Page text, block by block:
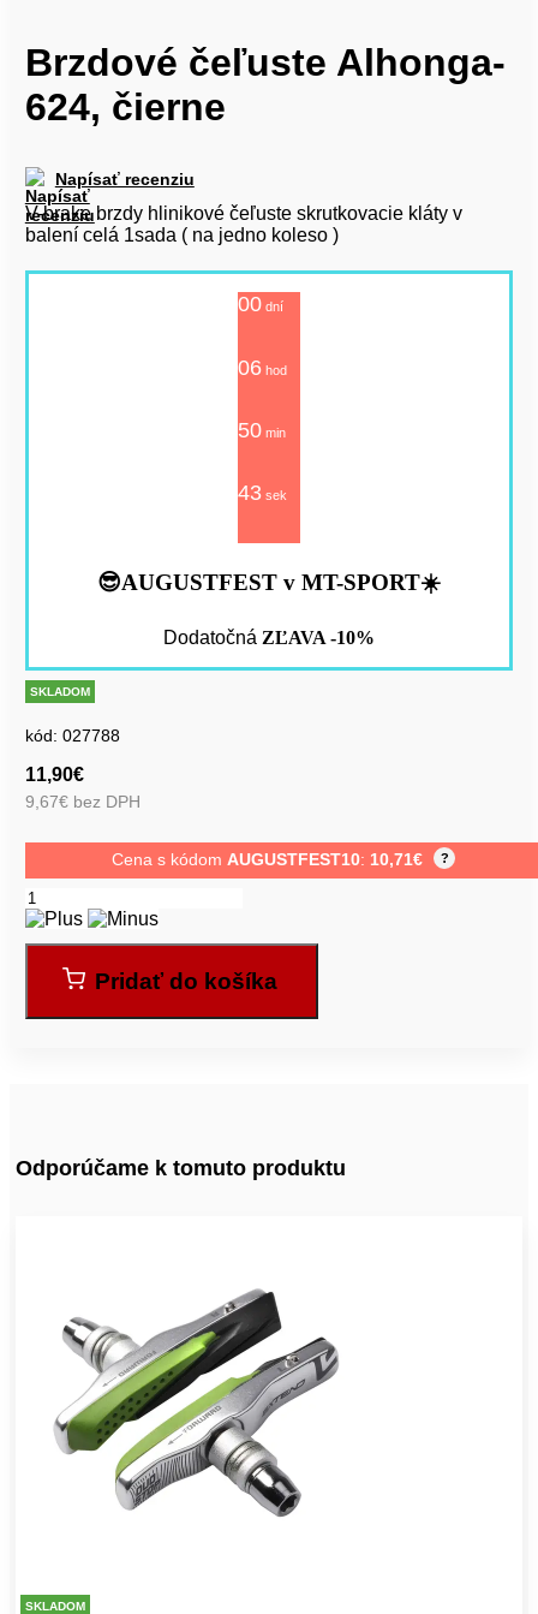
Brzdové čeľuste Alhonga-
624, čierne
Napísať recenziu
V-brake brzdy hlinikové čeľuste skrutkovacie kláty v
balení celá 1sada ( na jedno koleso )
00dní
06hod
50min
42sek
😎AUGUSTFEST v MT-SPORT☀️
Dodatočná ZĽAVA -10%
SKLADOM
kód: 027788
11,90€
9,67€ bez DPH
Cena s kódom AUGUSTFEST10: 10,71€ ?
Pridať do košíka
Odporúčame k tomuto produktu
SKLADOM